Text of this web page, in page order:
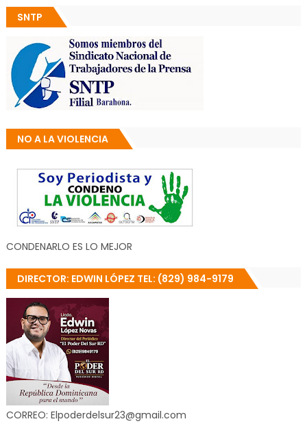
SNTP
NO A LA VIOLENCIA
CONDENARLO ES LO MEJOR
DIRECTOR: EDWIN LÓPEZ TEL: (829) 984-9179
CORREO: Elpoderdelsur23@gmail.com